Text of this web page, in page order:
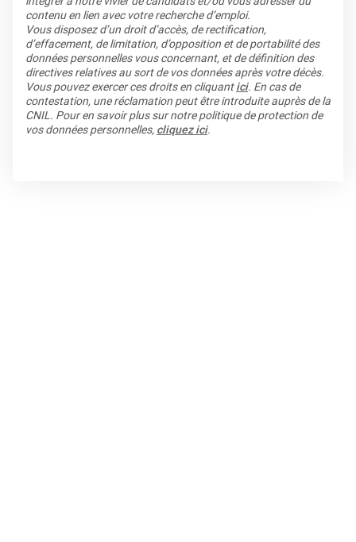
contenu en lien avec votre recherche d’emploi.
Vous disposez d’un droit d’accès, de rectification,
d’effacement, de limitation, d’opposition et de portabilité des
données personnelles vous concernant, et de définition des
directives relatives au sort de vos données après votre décès.
Vous pouvez exercer ces droits en cliquantici. En cas de
contestation, une réclamation peut être introduite auprès de la
CNIL. Pour en savoir plus sur notre politique de protection de
vos données personnelles, cliquez ici.